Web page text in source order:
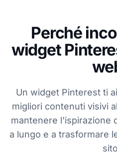
Perché
widget
Un widget Pinterest ti
migliori contenuti visivi
mantenere l'ispirazione
a lungo e a trasformare